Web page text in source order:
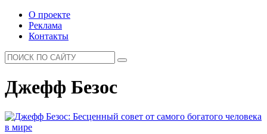
О проекте
Реклама
Контакты
Джефф Безос